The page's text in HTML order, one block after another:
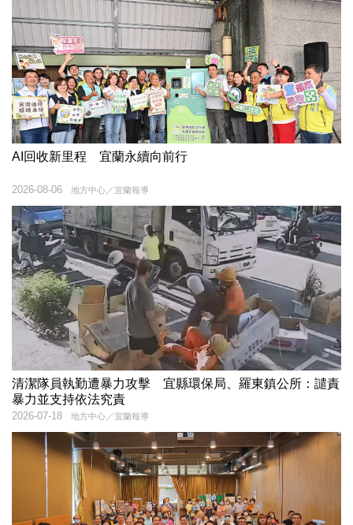
AI回收新里程 宜蘭永續向前行
地方中心／宜蘭報導
2026-08-06
清潔隊員執勤遭暴力攻擊 宜縣環保局、羅東鎮公所：譴責
暴力並支持依法究責
地方中心／宜蘭報導
2026-07-18